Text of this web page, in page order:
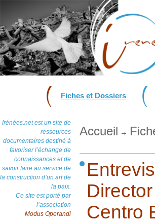
Fiches et Dossiers
Irénées.net est un site de
ressources
documentaires destiné à
favoriser l’échange de
connaissances et de
savoir faire au service de
la construction d’un art de
la paix.
Ce site est porté par
l’association
Modus Operandi
Accueil
Centro